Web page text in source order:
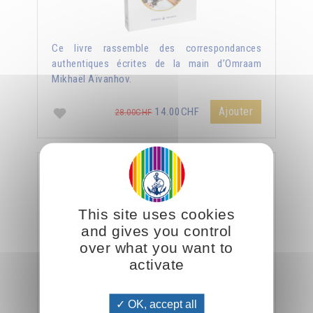
Ce livre rassemble des correspondances
authentiques écrites de la main d’Omraam
Mikhaël Aïvanhov.
28.00CHF14.00CHF Ajouter
Le véritable enseignement du Christ
This site uses cookies
and gives you control
over what you want to
activate
OK, accept all